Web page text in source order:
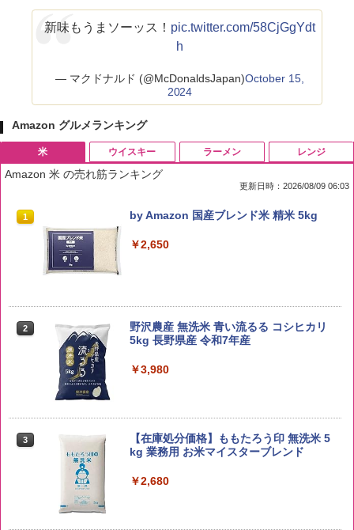
新味もうまソーッス！ pic.twitter.com/58CjGgYdt
h
— マクドナルド (@McDonaldsJapan)October 15,
2024
Amazon グルメランキング
米
Amazon 米 の売れ筋ランキング
更新日時：2026/08/09 06:03
1 by Amazon 国産ブレンド米 精米 5kg
￥2,650
2
野沢農産 無洗米 青い流るる コシヒカリ
5kg 長野県産 令和7年産
￥3,980
3
【在庫処分価格】ももたろう印 無洗米 5
kg 業務用 お米マイスターブレンド
￥2,680
ウイスキー ラーメン レンジ